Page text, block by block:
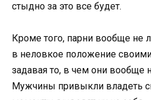
стыдно за это все будет.
Кроме того, парни вообще не
в неловкое положение
задавая то, в чем они вообще
Мужчины привыкли владеть